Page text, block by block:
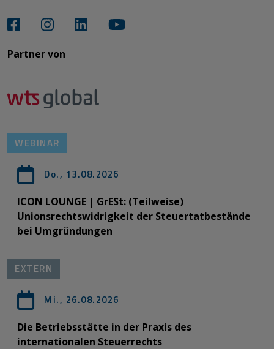
Partner von​​​​​​
WEBINAR
Do., 13.08.2026
ICON LOUNGE | GrESt: (Teilweise)
Unionsrechtswidrigkeit der Steuertatbestände
bei Umgründungen
EXTERN
Mi., 26.08.2026
Die Betriebsstätte in der Praxis des
internationalen Steuerrechts